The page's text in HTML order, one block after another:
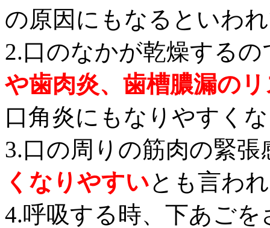
の原因にもなるといわ
2.口のなかが乾燥する
や歯肉炎、歯槽膿漏の
口角炎にもなりやすく
3.口の周りの筋肉の緊
くなりやすいとも言わ
4.呼吸する時、下あご